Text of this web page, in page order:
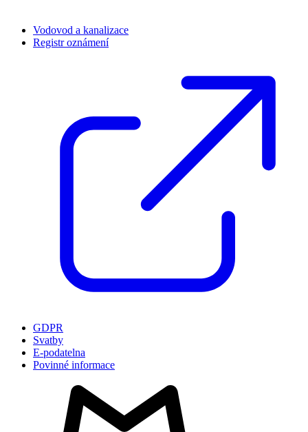
Vodovod a kanalizace
Registr oznámení
GDPR
Svatby
E-podatelna
Povinné informace